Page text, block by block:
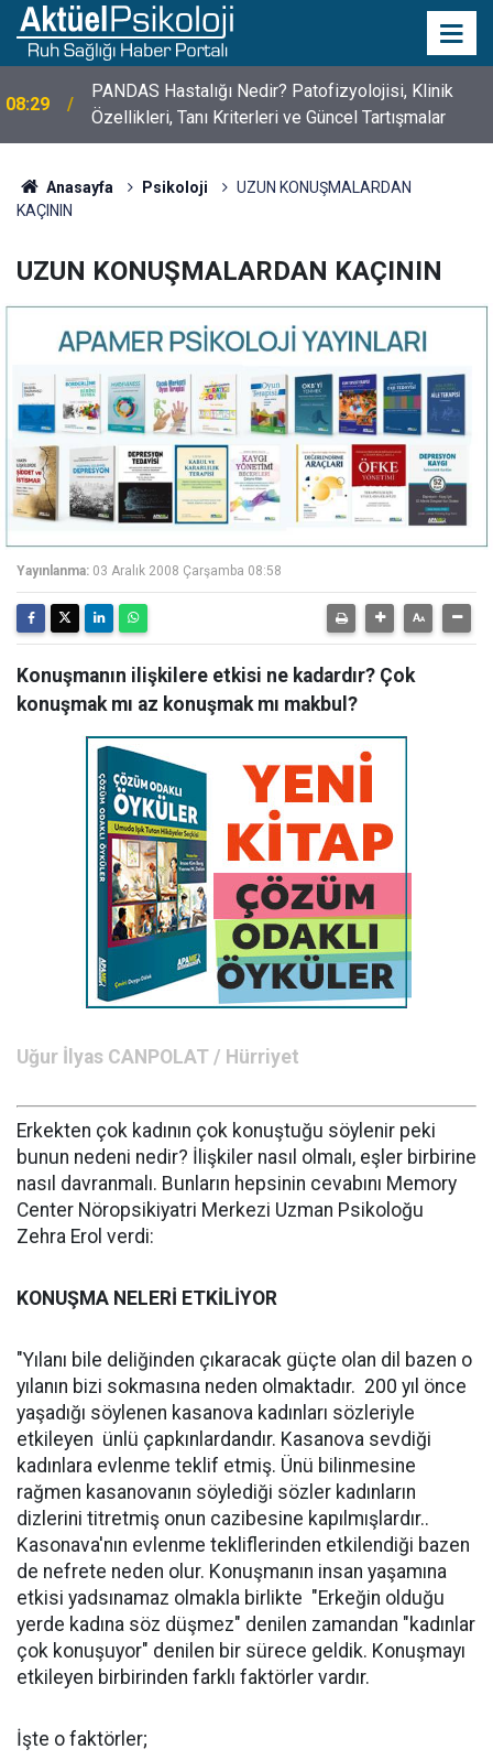
10:30
10 Mayıs Psikologlar Günü Nasıl Ortaya Çıktı? 10
Mayıs Tarihinin Hikayesi
Anasayfa Psikoloji
UZUN KONUŞMALARDAN
KAÇININ
UZUN KONUŞMALARDAN KAÇININ
Yayınlanma: 03 Aralık 2008 Çarşamba 08:58
Konuşmanın ilişkilere etkisi ne kadardır? Çok
konuşmak mı az konuşmak mı makbul?
Uğur İlyas CANPOLAT / Hürriyet
Erkekten çok kadının çok konuştuğu söylenir peki
bunun nedeni nedir? İlişkiler nasıl olmalı, eşler birbirine
nasıl davranmalı. Bunların hepsinin cevabını Memory
Center Nöropsikiyatri Merkezi Uzman Psikoloğu
Zehra Erol verdi:
KONUŞMA NELERİ ETKİLİYOR
"Yılanı bile deliğinden çıkaracak güçte olan dil bazen o
yılanın bizi sokmasına neden olmaktadır. 200 yıl önce
yaşadığı söylenen kasanova kadınları sözleriyle
etkileyen ünlü çapkınlardandır. Kasanova sevdiği
kadınlara evlenme teklif etmiş. Ünü bilinmesine
rağmen kasanovanın söylediği sözler kadınların
dizlerini titretmiş onun cazibesine kapılmışlardır..
Kasonava'nın evlenme tekliflerinden etkilendiği bazen
de nefrete neden olur. Konuşmanın insan yaşamına
etkisi yadsınamaz olmakla birlikte "Erkeğin olduğu
yerde kadına söz düşmez" denilen zamandan "kadınlar
çok konuşuyor" denilen bir sürece geldik. Konuşmayı
etkileyen birbirinden farklı faktörler vardır.
İşte o faktörler;